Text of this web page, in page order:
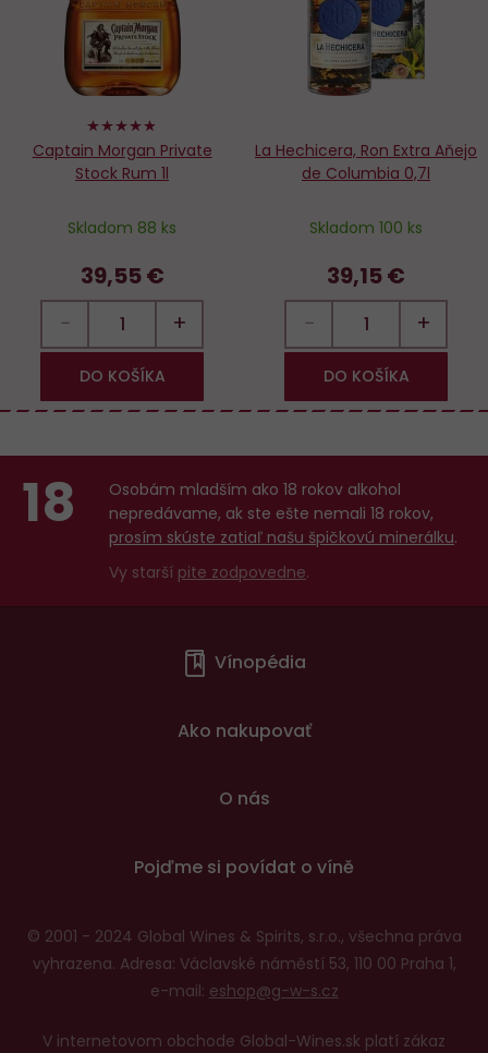
96%
Captain Morgan Private
Stock Rum 1l
Skladom 88 ks
39,55 €
− +
DO KOŠÍKA
La Hechicera, Ron Extra Aňejo
de Columbia 0,7l
Skladom 100 ks
39,15 €
− +
DO KOŠÍKA
18
Osobám mladším ako 18 rokov alkohol
nepredávame, ak ste ešte nemali 18 rokov,
prosím skúste zatiaľ našu špičkovú minerálku.
Vy starší pite zodpovedne.
Vínopédia
Ako nakupovať
O nás
Pojďme si povídat o víně
© 2001 - 2024 Global Wines & Spirits, s.r.o., všechna práva
vyhrazena. Adresa: Václavské náměstí 53, 110 00 Praha 1,
e-mail: eshop@g-w-s.cz
V internetovom obchode Global-Wines.sk platí zákaz